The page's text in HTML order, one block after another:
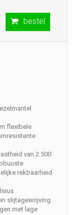
bestel
flexibele
van 2.500
rekbaarheid
slijtagewrijving
met lage